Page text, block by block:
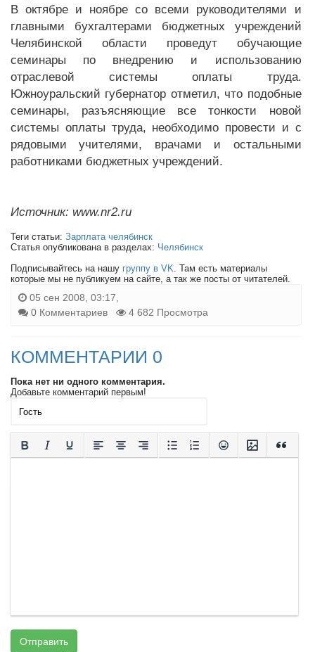
В октябре и ноябре со всеми руководителями и
главными бухгалтерами бюджетных учреждений
Челябинской области проведут обучающие
семинары по внедрению и использованию
отраслевой системы оплаты труда.
Южноуральский губернатор отметил, что подобные
семинары, разъясняющие все тонкости новой
системы оплаты труда, необходимо провести и с
рядовыми учителями, врачами и остальными
работниками бюджетных учреждений.
Источник: www.nr2.ru
Теги статьи: Зарплата челябинск
Статья опубликована в разделах: Челябинск
Подписывайтесь на нашу группу в VK. Там есть материалы
которые мы не публикуем на сайте, а так же посты от читателей.
05 сен 2008, 03:17,
0 Комментариев
4 682 Просмотра
КОММЕНТАРИИ 0
Пока нет ни одного комментария.
Добавьте комментарий первым!
Отправить